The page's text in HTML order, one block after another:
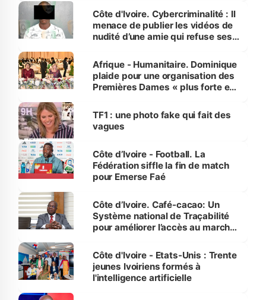
des Transports
Côte d'Ivoire. Cybercriminalité : Il
menace de publier les vidéos de
nudité d’une amie qui refuse ses
Afrique - Humanitaire. Dominique
plaide pour une organisation des
Premières Dames « plus forte et
sur la scène internationale »
TF1 : une photo fake qui fait des
vagues
Côte d’Ivoire - Football. La
Fédération siffle la fin de match
pour Emerse Faé
Côte d’Ivoire. Café-cacao: Un
Système national de Traçabilité
pour améliorer l’accès au marché
Côte d'Ivoire - Etats-Unis : Trente
jeunes Ivoiriens formés à
l'intelligence artificielle